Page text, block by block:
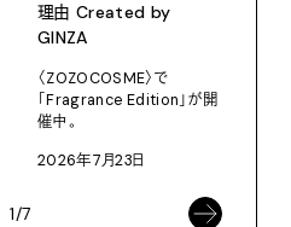
理由 Created by
GINZA
〈ZOZOCOSME〉で
「Fragrance Edition」が開
催中。
2026年7月23日
1/7